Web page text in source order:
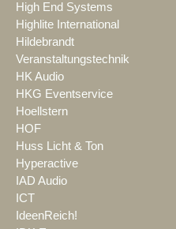
High End Systems
Highlite International
Hildebrandt
Veranstaltungstechnik
HK Audio
HKG Eventservice
Hoellstern
HOF
Huss Licht & Ton
Hyperactive
IAD Audio
ICT
IdeenReich!